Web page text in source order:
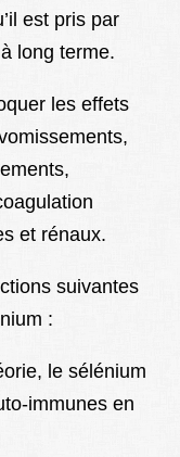
est pris par
long terme.
les effets
et rénaux.
suivantes
:
le sélénium
immunes en